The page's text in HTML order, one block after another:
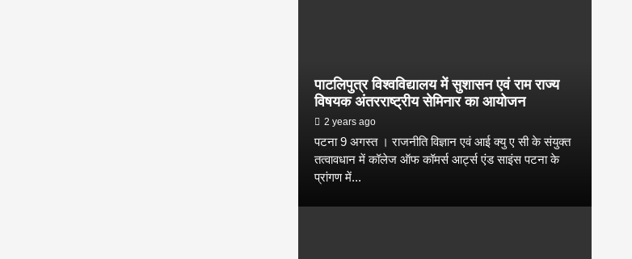
पाटलिपुत्र विश्वविद्यालय में सुशासन एवं राम राज्य
विषयक अंतरराष्ट्रीय सेमिनार का आयोजन
2 years ago
पटना 9 अगस्त । राजनीति विज्ञान एवं आई क्यु ए सी के संयुक्त
तत्वावधान में कॉलेज ऑफ कॉमर्स आर्ट्स एंड साइंस पटना के
प्रांगण में...